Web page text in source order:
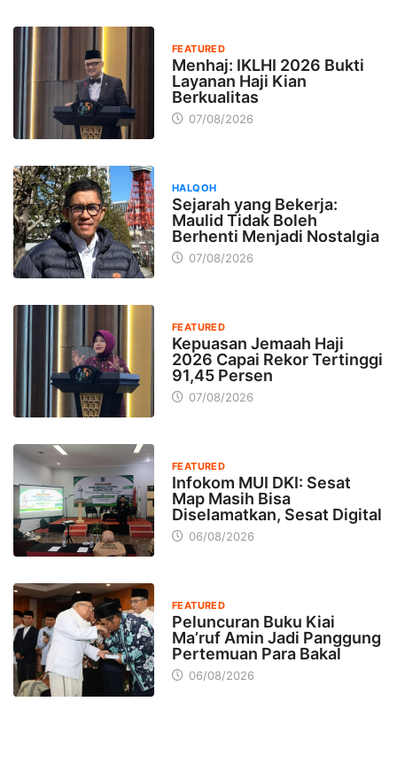
FEATURED
Menhaj: IKLHI 2026 Bukti
Layanan Haji Kian
Berkualitas
07/08/2026
HALQOH
Sejarah yang Bekerja:
Maulid Tidak Boleh
Berhenti Menjadi Nostalgia
07/08/2026
FEATURED
Kepuasan Jemaah Haji
2026 Capai Rekor Tertinggi
91,45 Persen
07/08/2026
FEATURED
Infokom MUI DKI: Sesat
Map Masih Bisa
Diselamatkan, Sesat Digital
06/08/2026
FEATURED
Peluncuran Buku Kiai
Ma’ruf Amin Jadi Panggung
Pertemuan Para Bakal
06/08/2026